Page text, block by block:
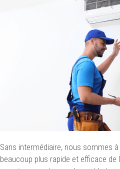
Sans intermédiaire, nous sommes
beaucoup plus rapide et efficace de